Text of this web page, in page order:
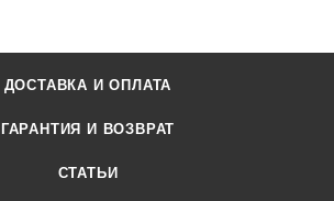
ДОСТАВКА И ОПЛАТА
ГАРАНТИЯ И ВОЗВРАТ
СТАТЬИ